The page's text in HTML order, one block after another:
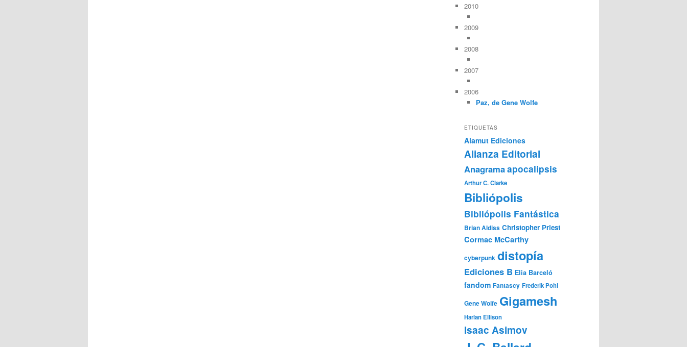
2010
2009
2008
2007
2006
Paz, de Gene Wolfe
ETIQUETAS
Alamut Ediciones
Alianza Editorial
Anagramaapocalipsis
Arthur C. Clarke
Bibliópolis
Bibliópolis Fantástica
Brian Aldiss Christopher Priest
Cormac McCarthy
cyberpunk distopía
Ediciones B Elia Barceló
fandom Fantascy Frederik Pohl
Gene Wolfe Gigamesh
Harlan Ellison
Isaac Asimov